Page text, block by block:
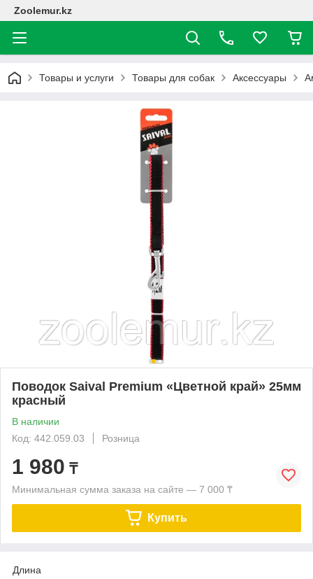
Zoolemur.kz
Товары и услуги Товары для собак Аксессуары
Поводок Saival Premium «Цветной край» 25мм
красный
В наличии
Код: 442.059.03
Розница
1 980 ₸
Минимальная сумма заказа на сайте — 7 000 ₸
Купить
Длина